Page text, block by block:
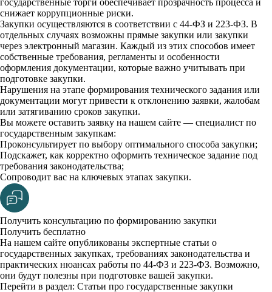
государственные торги обеспечивает прозрачность процесса и
снижает коррупционные риски.
Закупки осуществляются в соответствии с 44-ФЗ и 223-ФЗ. В
отдельных случаях возможны прямые закупки или закупки
через электронный магазин. Каждый из этих способов имеет
собственные требования, регламенты и особенности
оформления документации, которые важно учитывать при
подготовке закупки.
Нарушения на этапе формирования технического задания или
документации могут привести к отклонению заявки, жалобам
или затягиванию сроков закупки.
Вы можете оставить заявку на нашем сайте — специалист по
государственным закупкам:
Проконсультирует по выбору оптимального способа закупки;
Подскажет, как корректно оформить техническое задание под
требования законодательства;
Сопроводит вас на ключевых этапах закупки.
Получить консультацию по формированию закупки
Получить бесплатно
На нашем сайте опубликованы экспертные статьи о
государственных закупках, требованиях законодательства и
практических нюансах работы по 44-ФЗ и 223-ФЗ. Возможно,
они будут полезны при подготовке вашей закупки.
Перейти в раздел: Статьи про государственные закупки